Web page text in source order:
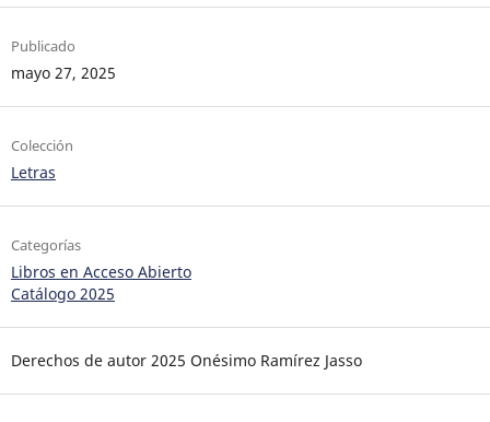
Publicado
mayo 27, 2025
Colección
Letras
Categorías
Libros en Acceso Abierto
Catálogo 2025
Derechos de autor 2025 Onésimo Ramírez Jasso